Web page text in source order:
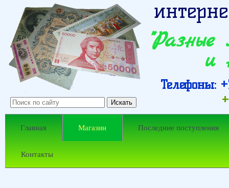
и
Телефоны:
Главная Магазин Последние поступления
Контакты